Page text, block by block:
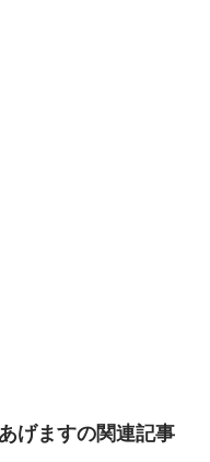
げますの関連記事